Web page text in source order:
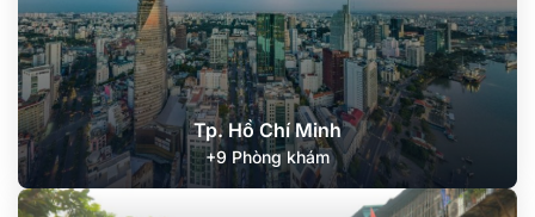
Tp. Hồ Chí Minh
+9 Phòng khám